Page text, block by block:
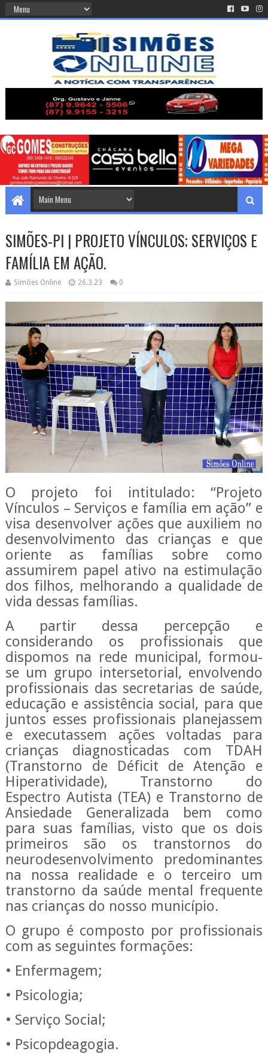
SIMÕES-PI | PROJETO VÍNCULOS; SERVIÇOS E
FAMÍLIA EM AÇÃO.
Simões Online 26.3.23 0
O projeto foi intitulado: “Projeto
Vínculos – Serviços e família em ação” e
visa desenvolver ações que auxiliem no
desenvolvimento das crianças e que
oriente as famílias sobre como
assumirem papel ativo na estimulação
dos filhos, melhorando a qualidade de
vida dessas famílias.
A partir dessa percepção e
considerando os profissionais que
dispomos na rede municipal, formou-
se um grupo intersetorial, envolvendo
profissionais das secretarias de saúde,
educação e assistência social, para que
juntos esses profissionais planejassem
e executassem ações voltadas para
crianças diagnosticadas com TDAH
(Transtorno de Déficit de Atenção e
Hiperatividade), Transtorno do
Espectro Autista (TEA) e Transtorno de
Ansiedade Generalizada bem como
para suas famílias, visto que os dois
primeiros são os transtornos do
neurodesenvolvimento predominantes
na nossa realidade e o terceiro um
transtorno da saúde mental frequente
nas crianças do nosso município.
​O grupo é composto por profissionais
com as seguintes formações:
• Enfermagem;
• Psicologia;
• Serviço Social;
• Psicopdeagogia.